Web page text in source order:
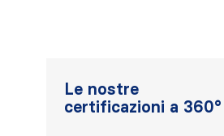
Le nostre
certificazioni a 360°